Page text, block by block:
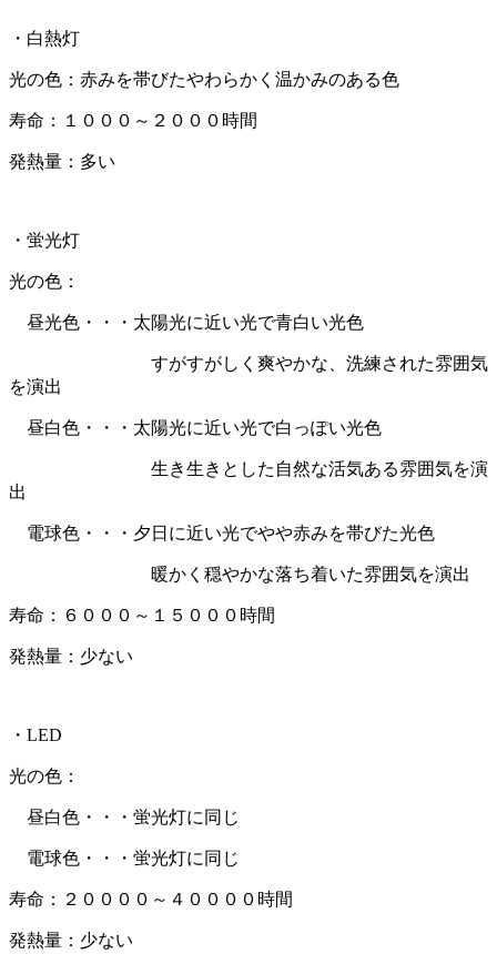
・白熱灯
光の色：赤みを帯びたやわらかく温かみのある色
寿命：１０００～２０００時間
発熱量：多い
・蛍光灯
光の色：
昼光色・・・太陽光に近い光で青白い光色
すがすがしく爽やかな、洗練された雰囲気
を演出
昼白色・・・太陽光に近い光で白っぽい光色
生き生きとした自然な活気ある雰囲気を演
出
電球色・・・夕日に近い光でやや赤みを帯びた光色
暖かく穏やかな落ち着いた雰囲気を演出
寿命：６０００～１５０００時間
発熱量：少ない
・LED
光の色：
昼白色・・・蛍光灯に同じ
電球色・・・蛍光灯に同じ
寿命：２００００～４００００時間
発熱量：少ない